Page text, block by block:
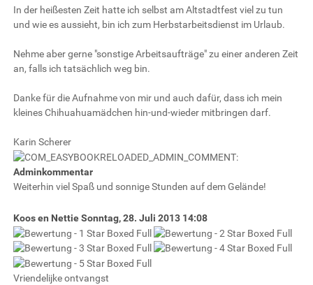
In der heißesten Zeit hatte ich selbst am Altstadtfest viel zu tun
und wie es aussieht, bin ich zum Herbstarbeitsdienst im Urlaub.
Nehme aber gerne "sonstige Arbeitsaufträge" zu einer anderen Zeit
an, falls ich tatsächlich weg bin.
Danke für die Aufnahme von mir und auch dafür, dass ich mein
kleines Chihuahuamädchen hin-und-wieder mitbringen darf.
Karin Scherer
Adminkommentar
Weiterhin viel Spaß und sonnige Stunden auf dem Gelände!
Koos en NettieSonntag, 28. Juli 2013 14:08
Vriendelijke ontvangst